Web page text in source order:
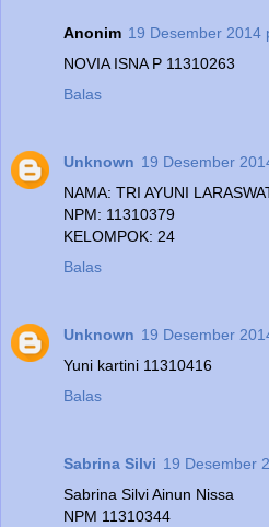
Anonim 19 Desember 2014
NOVIA ISNA P 11310263
Balas
Unknown 19 Desember
NAMA: TRI AYUNI
NPM: 11310379
KELOMPOK: 24
Balas
Unknown 19 Desember
Yuni kartini 11310416
Balas
Sabrina Silvi 19 Desember
Sabrina Silvi Ainun Nissa
NPM 11310344